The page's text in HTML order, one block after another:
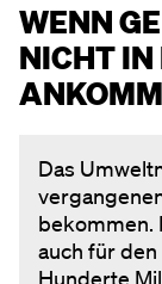
WENN
NICHT IN
Das
bekommen.
auch für
Hunderte